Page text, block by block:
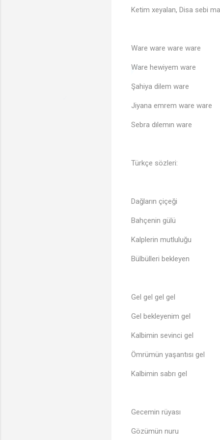
Ketim xeyalan, Disa sebi
Ware ware ware ware
Ware hewiyem ware
Şahiya dilem ware
Jiyana emrem ware ware
Sebra dılemın ware
Türkçe sözleri:
Dağların çiçeği
Bahçenin gülü
Kalplerin mutluluğu
Bülbülleri bekleyen
Gel gel gel gel
Gel bekleyenim gel
Kalbimin sevinci gel
Ömrümün yaşantısı gel
Kalbimin sabrı gel
Gecemin rüyası
Gözümün nuru
♪